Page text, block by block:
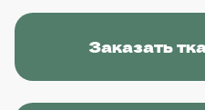
Заказать